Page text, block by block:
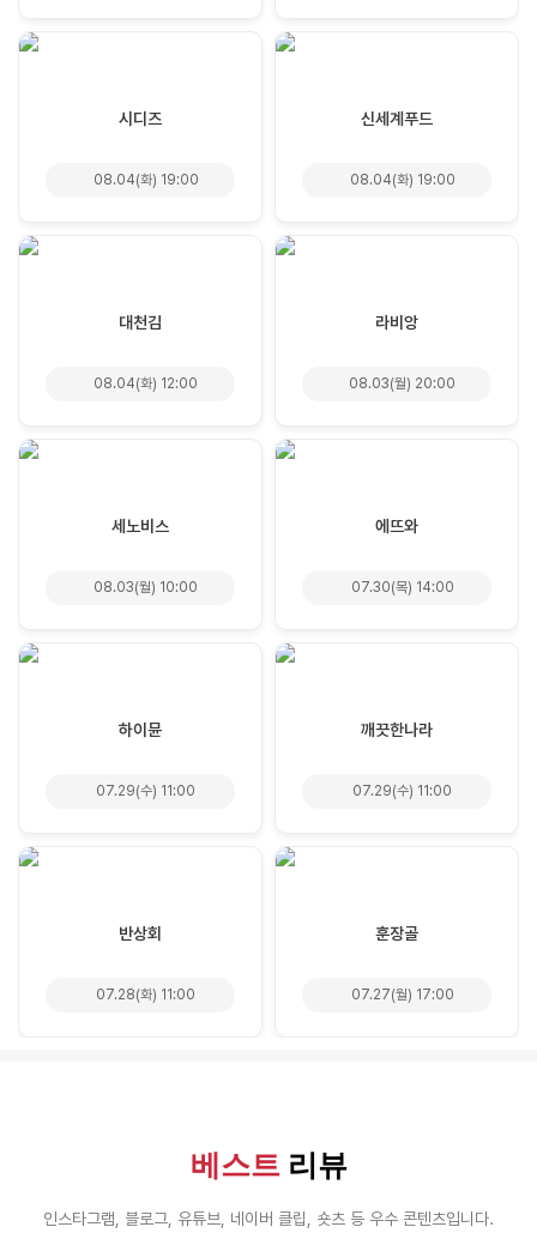
시디즈
08.04(화) 19:00
신세계푸드
08.04(화) 19:00
대천김
08.04(화) 12:00
라비앙
08.03(월) 20:00
세노비스
08.03(월) 10:00
에뜨와
07.30(목) 14:00
하이뮨
07.29(수) 11:00
깨끗한나라
07.29(수) 11:00
반상회
07.28(화) 11:00
훈장골
07.27(월) 17:00
베스트리뷰
인스타그램, 블로그, 유튜브, 네이버 클립, 숏츠 등 우수 콘텐츠입니다.